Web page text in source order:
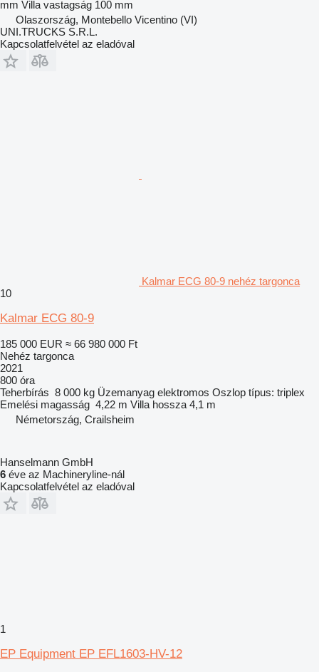
mm Villa vastagság 100 mm
Olaszország, Montebello Vicentino (VI)
UNI.TRUCKS S.R.L.
Kapcsolatfelvétel az eladóval
Kalmar ECG 80-9 nehéz targonca
10
Kalmar ECG 80-9
185 000 EUR ≈ 66 980 000 Ft
Nehéz targonca
2021
800 óra
Teherbírás 8 000 kg Üzemanyag elektromos Oszlop típus: triplex
Emelési magasság 4,22 m Villa hossza 4,1 m
Németország, Crailsheim
Hanselmann GmbH
6 éve az Machineryline-nál
Kapcsolatfelvétel az eladóval
1
EP Equipment EP EFL1603-HV-12